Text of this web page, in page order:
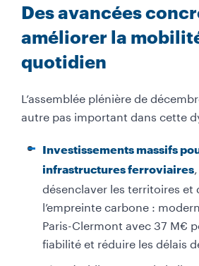
Des avancées
améliorer la
quotidien
L’assemblée plénière de
autre pas important dans cette
Investissements massifs
infrastructures ferroviaires
désenclaver les territoires et
l’empreinte carbone :
Paris-Clermont avec 37 M€
fiabilité et réduire les délais